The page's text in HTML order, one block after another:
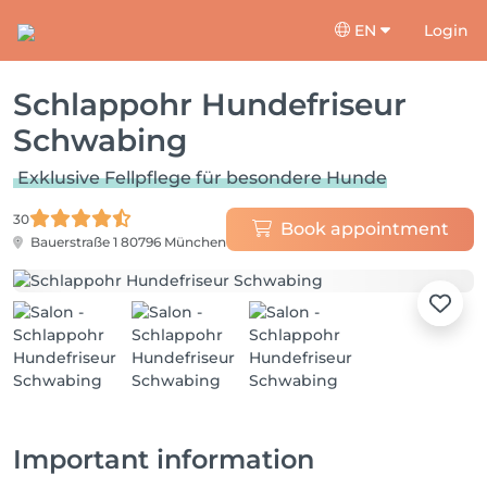
EN Login
Schlappohr Hundefriseur
Schwabing
Exklusive Fellpflege für besondere Hunde
30
Bauerstraße 1 80796 München
Book appointment
Important information